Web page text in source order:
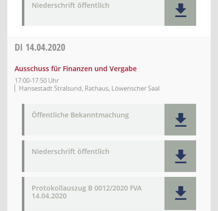
Niederschrift öffentlich
DI 14.04.2020
Ausschuss für Finanzen und Vergabe
17:00-17:50 Uhr
Hansestadt Stralsund, Rathaus, Löwenscher Saal
Öffentliche Bekanntmachung
Niederschrift öffentlich
Protokollauszug B 0012/2020 FVA
14.04.2020